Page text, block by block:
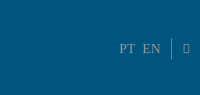
PT EN